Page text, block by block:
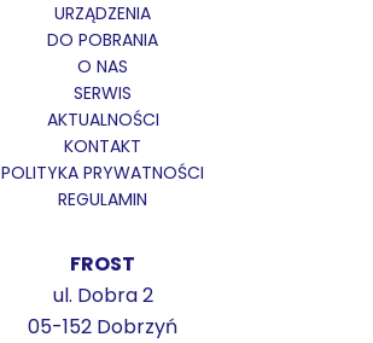
URZĄDZENIA
DO POBRANIA
O NAS
SERWIS
AKTUALNOŚCI
KONTAKT
POLITYKA PRYWATNOŚCI
REGULAMIN
FROST
ul. Dobra 2
05-152 Dobrzyń